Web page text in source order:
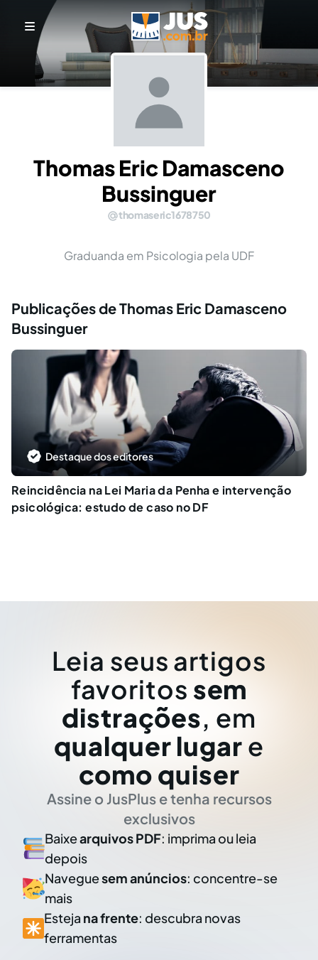
Thomas Eric Damasceno
Bussinguer
thomaseric1678750
Graduanda em Psicologia pela UDF
Publicações de Thomas Eric Damasceno
Bussinguer
Destaque dos editores
Reincidência na Lei Maria da Penha e intervenção
psicológica: estudo de caso no DF
Leia seus artigos
favoritos sem
distrações, em
qualquer lugar e
como quiser
Assine o JusPlus e tenha recursos
exclusivos
Baixearquivos PDF: imprima ou leia
depois
Naveguesem anúncios: concentre-se
mais
Esteja na frente: descubra novas
ferramentas